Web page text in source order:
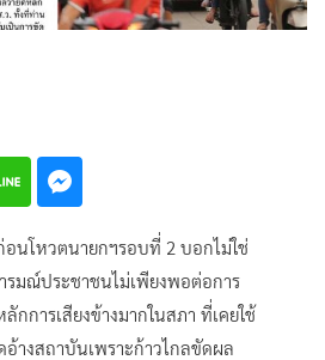
อนโหวตนายกฯรอบที่ 2 บอกไม่ใช่
มณ์ประชาชนไม่เพียงพอต่อการ
กการเสียงข้างมากในสภา ที่เคยใช้
างสถาบันเพราะก้าวไกลขัดผล